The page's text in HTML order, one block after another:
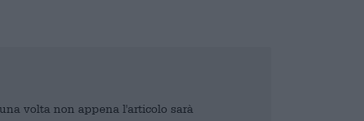
volta non appena l'articolo sarà